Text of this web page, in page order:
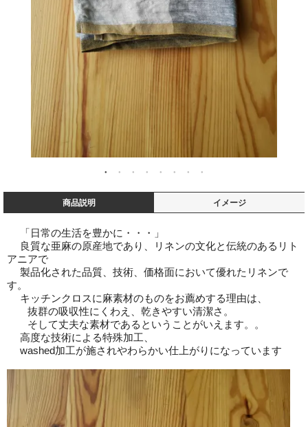
商品説明 イメージ
「日常の生活を豊かに・・・」
良質な亜麻の原産地であり、リネンの文化と伝統のあるリト
アニアで
製品化された品質、技術、価格面において優れたリネンで
す。
キッチンクロスに麻素材のものをお薦めする理由は、
抜群の吸収性にくわえ、乾きやすい清潔さ。
そして丈夫な素材であるということがいえます。。
高度な技術による特殊加工、
washed加工が施されやわらかい仕上がりになっています